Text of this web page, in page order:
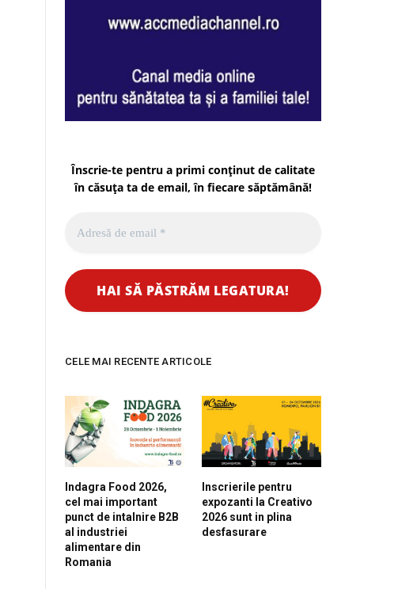
Înscrie-te pentru a primi conținut de calitate
în căsuța ta de email, în fiecare săptămână!
CELE MAI RECENTE ARTICOLE
Indagra Food 2026,
cel mai important
punct de intalnire B2B
al industriei
alimentare din
Romania
Inscrierile pentru
expozanti la Creativo
2026 sunt in plina
desfasurare